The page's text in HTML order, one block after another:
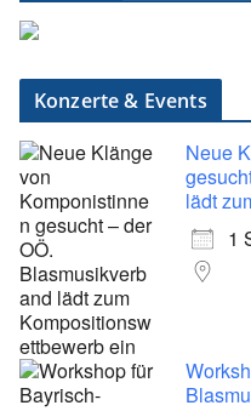
Konzerte & Events
Neue
lädt
1